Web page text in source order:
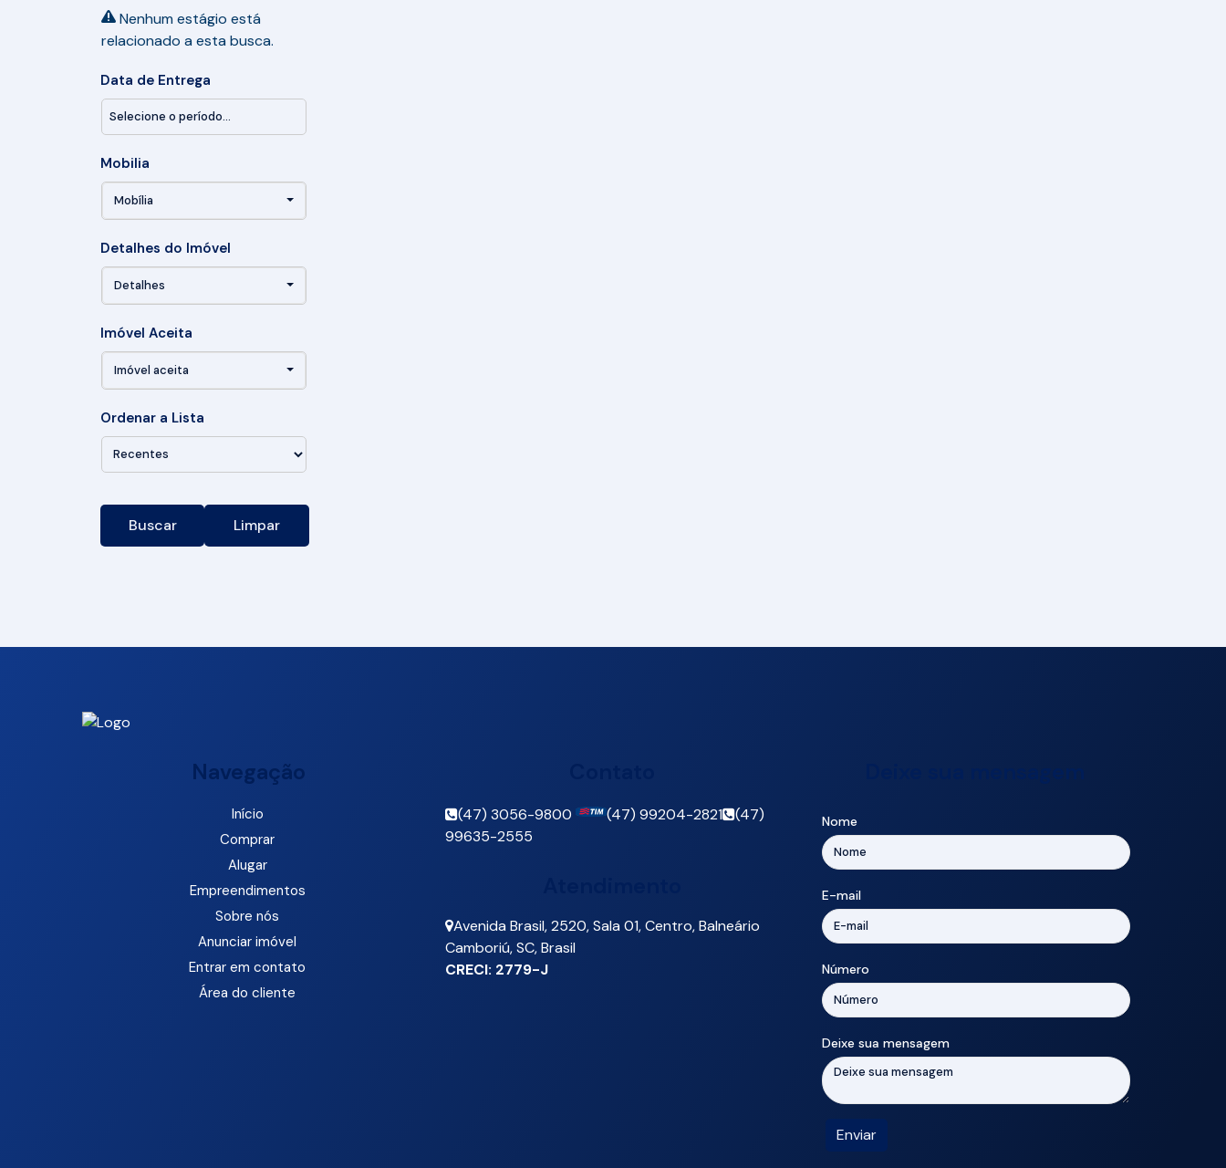
Nenhum estágio está
relacionado a esta busca.
Data de Entrega
Mobilia
Mobília
Detalhes do Imóvel
Detalhes
Imóvel Aceita
Imóvel aceita
Ordenar a Lista
Buscar Limpar
Navegação
Início
Comprar
Alugar
Empreendimentos
Sobre nós
Anunciar imóvel
Entrar em contato
Área do cliente
(47) 3056-9800 (47) 99204-2821
(47)
99635-2555
Avenida Brasil,2520,Sala 01,Centro,Balneário
Camboriú,SC,Brasil
CRECI: 2779-J
Nome
E-mail
Número
Deixe sua mensagem